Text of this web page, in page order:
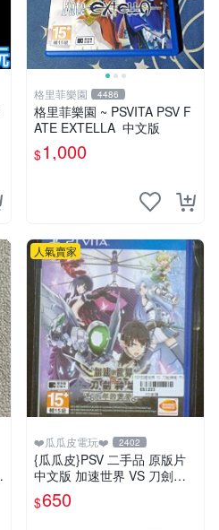
格里菲樂園 4486
格里菲樂園 ~ PSVITA PSV F
ATE EXTELLA 中文版
$1,000
人氣賣家
❤️瓜瓜皮電玩❤️ 2402
{瓜瓜皮}PSV 二手品 原版片
中文版 加速世界 VS 刀劍神
域 千年的黃昏(遊戲都能回收)
$650